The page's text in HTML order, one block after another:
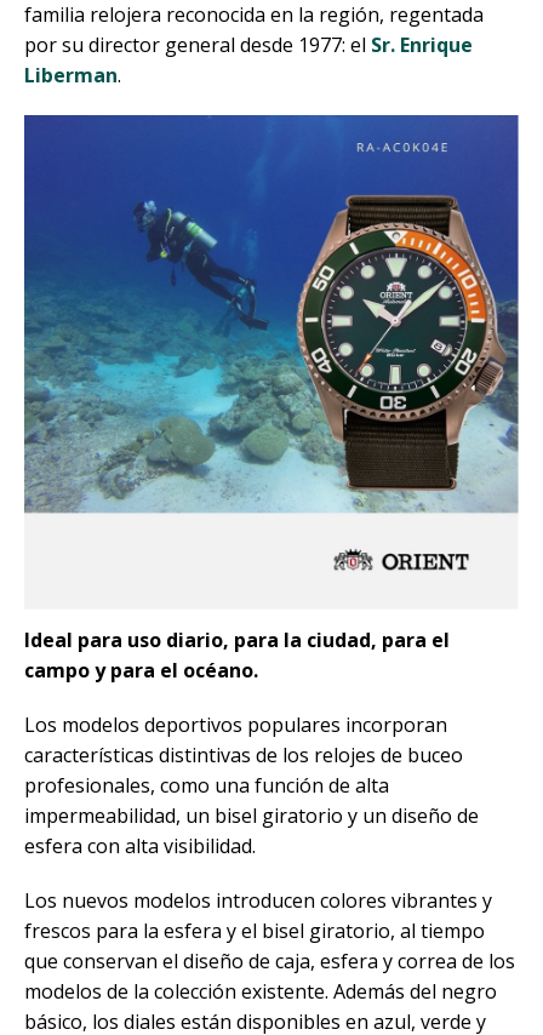
familia relojera reconocida en la región, regentada
por su director general desde 1977: el Sr. Enrique
Liberman.
Ideal para uso diario, para la ciudad, para el
campo y para el océano.
Los modelos deportivos populares incorporan
características distintivas de los relojes de buceo
profesionales, como una función de alta
impermeabilidad, un bisel giratorio y un diseño de
esfera con alta visibilidad.
Los nuevos modelos introducen colores vibrantes y
frescos para la esfera y el bisel giratorio, al tiempo
que conservan el diseño de caja, esfera y correa de los
modelos de la colección existente. Además del negro
básico, los diales están disponibles en azul, verde y